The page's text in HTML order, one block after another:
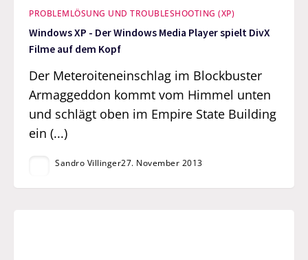
PROBLEMLÖSUNG UND TROUBLESHOOTING (XP)
Windows XP - Der Windows Media Player spielt DivX
Filme auf dem Kopf
Der Meteroiteneinschlag im Blockbuster
Armaggeddon kommt vom Himmel unten
und schlägt oben im Empire State Building
ein (...)
Sandro Villinger27. November 2013